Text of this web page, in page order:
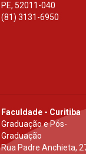
PE, 52011-040
(81) 3131-6950
Faculdade - Curitiba
Graduação e Pós-
Graduação
Rua Padre Anchieta,